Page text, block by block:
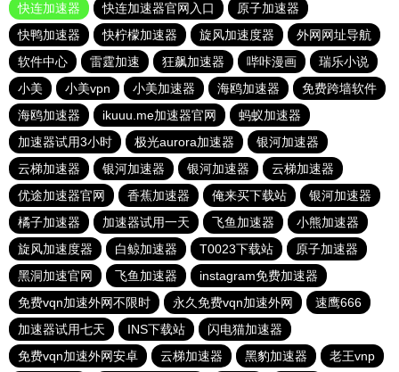
快连加速器
快连加速器官网入口
原子加速器
快鸭加速器
快柠檬加速器 旋风加速度器
外网网址导航
软件中心
雷霆加速 狂飙加速器 哔咔漫画
瑞乐小说
小美
小美vpn 小美加速器 海鸥加速器
免费跨墙软件
海鸥加速器
ikuuu.me加速器官网
蚂蚁加速器
加速器试用3小时
极光aurora加速器
银河加速器
云梯加速器
银河加速器 银河加速器
云梯加速器
优途加速器官网
香蕉加速器 俺来买下载站
银河加速器
橘子加速器
加速器试用一天 飞鱼加速器
小熊加速器
旋风加速度器
白鲸加速器 T0023下载站
原子加速器
黑洞加速官网
飞鱼加速器
instagram免费加速器
免费vqn加速外网不限时
永久免费vqn加速外网
速鹰666
加速器试用七天
INS下载站
闪电猫加速器
免费vqn加速外网安卓
云梯加速器 黑豹加速器 老王vnp